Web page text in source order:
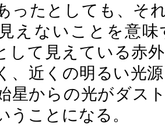
ったとしても、そ
えないことを意
して見えている赤
、近くの明るい光
星からの光がダス
うことになる。